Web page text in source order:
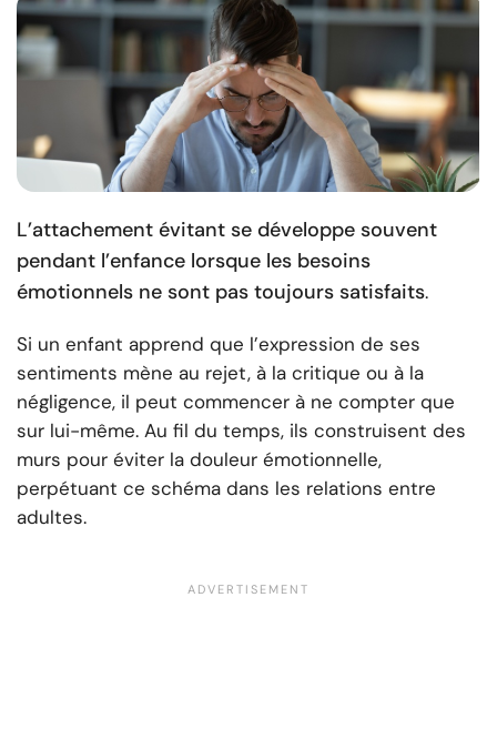
L’attachement évitant se développe souvent
pendant l’enfance lorsque les besoins
émotionnels ne sont pas toujours satisfaits.
Si un enfant apprend que l’expression de ses
sentiments mène au rejet, à la critique ou à la
négligence, il peut commencer à ne compter que
sur lui-même. Au fil du temps, ils construisent des
murs pour éviter la douleur émotionnelle,
perpétuant ce schéma dans les relations entre
adultes.